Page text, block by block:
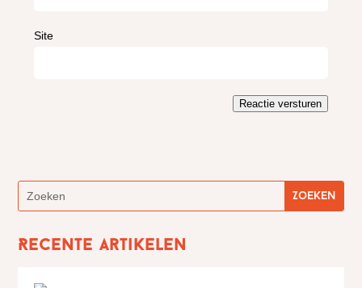
Site
Reactie versturen
Recente artikelen